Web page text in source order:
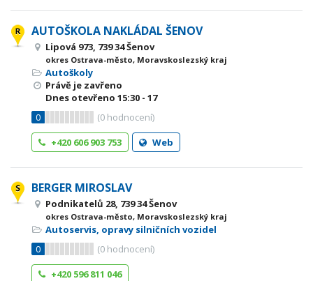
AUTOŠKOLA NAKLÁDAL ŠENOV
Lipová 973, 739 34 Šenov
okres Ostrava-město, Moravskoslezský kraj
Autoškoly
Právě je zavřeno
Dnes otevřeno 15:30 - 17
0
(0 hodnocení)
+420 606 903 753
Web
BERGER MIROSLAV
Podnikatelů 28, 739 34 Šenov
okres Ostrava-město, Moravskoslezský kraj
Autoservis, opravy silničních vozidel
0
(0 hodnocení)
+420 596 811 046